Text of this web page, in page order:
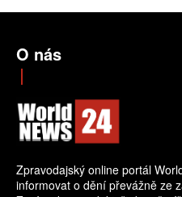
O nás
Zpravodajský online portál
informovat o dění převážně ze